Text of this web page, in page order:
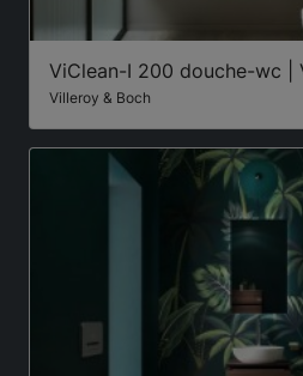
ViClean-I 200 douche-wc |
Villeroy & Boch